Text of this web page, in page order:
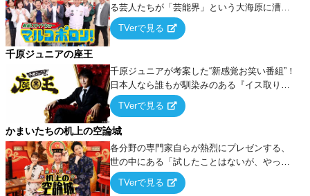
る芸人たちが「芸能界」という大海原に漕ぎ
出でて、新たなオモシロ人間を発掘する！
TVerで見る
千原ジュニアの座王
千原ジュニアが考案した“新感覚お笑い番組”！
日本人なら誰もが馴染みのある『イス取りゲ
ーム』をベースに、大喜利・ギャグ・モノボ
ケ・歌…など様々なお題で芸人がショートネ
タを競い合う！
TVerで見る
かまいたちの机上の空論城
各分野の専門家自らが熱烈にプレゼンする、
世の中にある「試したことはないが、やって
みたらこうなる！…ハズ」という“机上の空
論”に若手芸人らがカラダを張って挑む！
TVerで見る